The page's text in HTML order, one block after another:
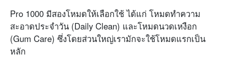
Pro 1000 มีสองโหมดให้เลือกใช้ ได้แก่ โหมดทำความ
สะอาดประจำวัน (Daily Clean) และโหมดนวดเหงือก
(Gum Care) ซึ่งโดยส่วนใหญ่เรามักจะใช้โหมดแรกเป็น
หลัก